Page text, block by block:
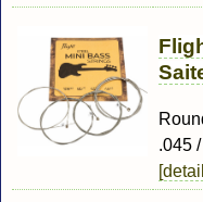
.045